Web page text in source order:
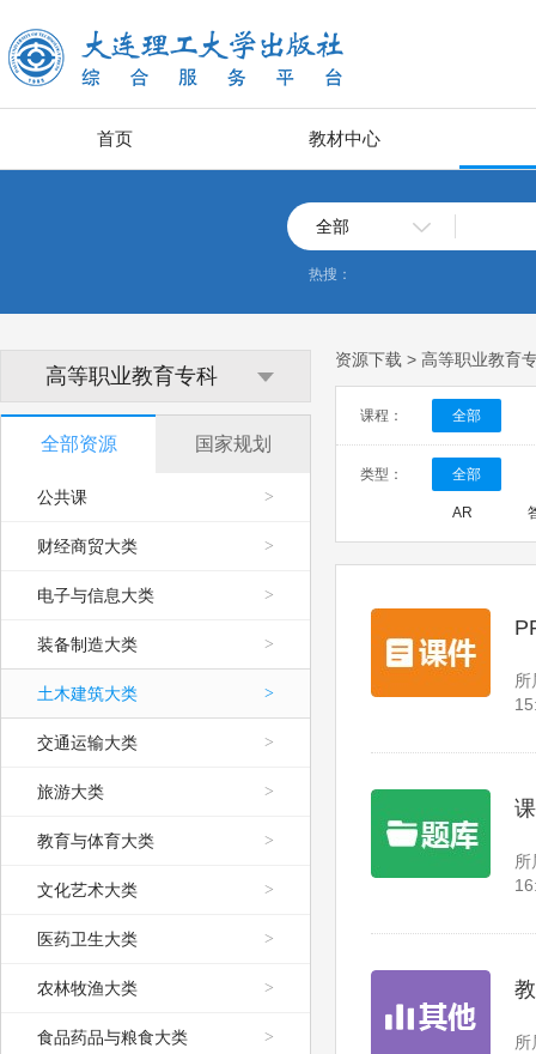
首页 教材中心
全部
热搜：
高等职业教育专科
全部资源
公共课 >
财经商贸大类 >
电子与信息大类 >
装备制造大类 >
土木建筑大类 >
交通运输大类 >
旅游大类 >
教育与体育大类 >
文化艺术大类 >
医药卫生大类 >
农林牧渔大类 >
食品药品与粮食大类 >
国家规划
资源下载 > 高等职业教育
课程： 全部
类型： 全部
AR
所
所
所